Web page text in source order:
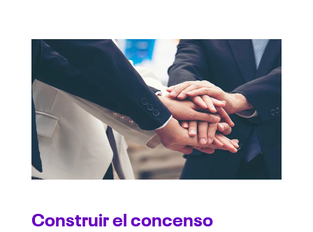
Construir el concenso